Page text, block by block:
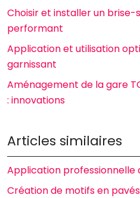
Choisir et installer un brise-
performant
Application et utilisation
garnissant
Aménagement de la gare
: innovations
Articles similaires
Application professionnelle
Création de motifs en